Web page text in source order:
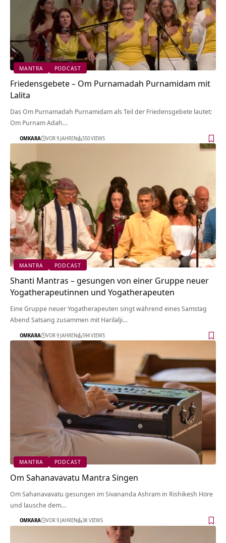
MANTRA PODCAST
Friedensgebete – Om Purnamadah Purnamidam mit
Lalita
Das Om Purnamadah Purnamidam als Teil der Friedensgebete lautet:
Om Purnam Adah…
OMKARA VOR 9 JAHREN 550 VIEWS
MANTRA PODCAST
Shanti Mantras – gesungen von einer Gruppe neuer
Yogatherapeutinnen und Yogatherapeuten
Eine Gruppe neuer Yogatherapeuten singt während eines Samstag
Abend Satsang zusammen mit Harilalji…
OMKARA VOR 9 JAHREN 594 VIEWS
MANTRA PODCAST
Om Sahanavavatu Mantra Singen
Om Sahanavavatu gesungen im Sivananda Ashram in Rishikesh Höre
und lausche dem…
OMKARA VOR 9 JAHREN 3K VIEWS